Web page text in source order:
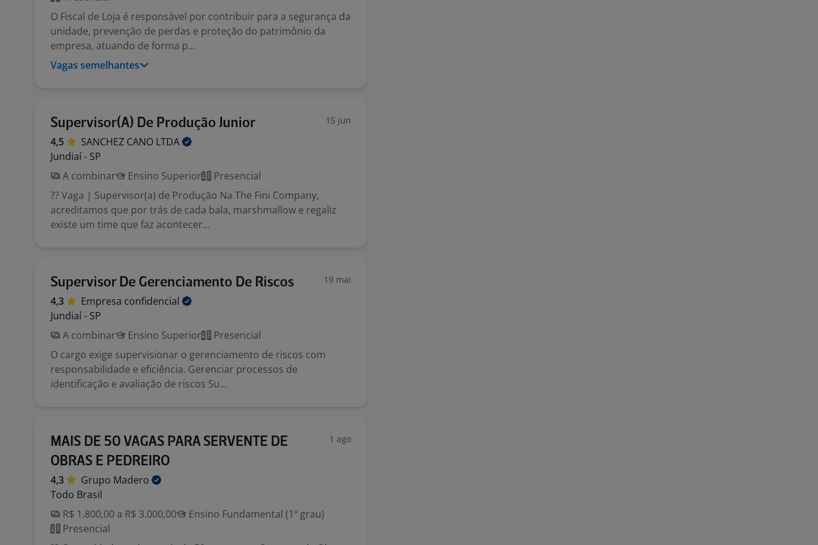
O Fiscal de Loja é responsável por contribuir para a segurança da
unidade, prevenção de perdas e proteção do patrimônio da
empresa, atuando de forma p...
Vagas semelhantes
Supervisor(A) De Produção Junior 15 jun
4,5 SANCHEZ CANO LTDA
Jundiaí - SP
A combinar
Ensino Superior
Presencial
?? Vaga | Supervisor(a) de Produção Na The Fini Company,
acreditamos que por trás de cada bala, marshmallow e regaliz
existe um time que faz acontecer...
Supervisor De Gerenciamento De Riscos 19 mai
4,3 Empresa confidencial
Jundiaí - SP
A combinar
Ensino Superior
Presencial
O cargo exige supervisionar o gerenciamento de riscos com
responsabilidade e eficiência. Gerenciar processos de
identificação e avaliação de riscos Su...
MAIS DE 50 VAGAS PARA SERVENTE DE
OBRAS E PEDREIRO
1 ago
4,3 Grupo Madero
Todo Brasil
R$ 1.800,00 a R$ 3.000,00
Ensino Fundamental (1º grau)
Presencial